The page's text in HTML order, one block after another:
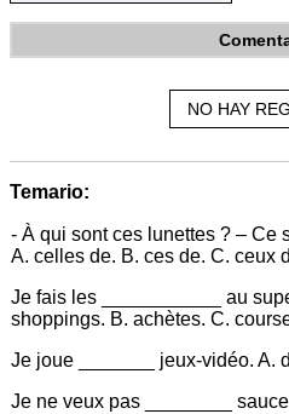
NO HAY
Temario:
- À qui sont ces lunettes ? –
A. celles de. B. ces de. C. ceux
Je fais les ___________ au
shoppings. B. achètes. C.
Je joue _______ jeux-vidéo. A.
Je ne veux pas ________